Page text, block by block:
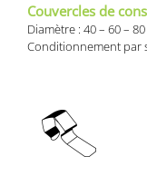
Couvercles de
Diamètre : 40 – 60 –
Conditionnement par